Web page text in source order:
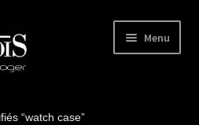
Menu
“watch case”